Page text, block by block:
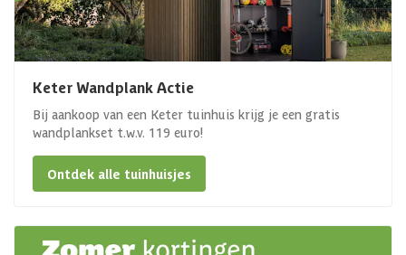
Keter Wandplank Actie
Bij aankoop van een Keter tuinhuis krijg je een gratis
wandplankset t.w.v. 119 euro!
Ontdek alle tuinhuisjes